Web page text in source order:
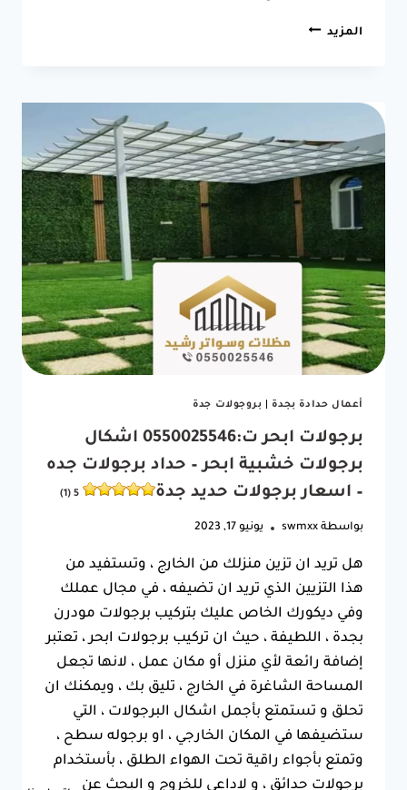
المزيد تركيب
0550025546
برجولات
ابحر
مؤسسة
تركيب
بجده
برجولات
حديد
–
اسعار
برجولات
(1)
أعمال حدادة بجدة بروجولات جدة
برجولات ابحر ت:0550025546 اشكال
برجولات خشبية ابحر – حداد برجولات جده
– اسعار برجولات حديد جدة
5 (1)
بواسطة swmxx يونيو 17, 2023
هل تريد ان تزين منزلك من الخارج ، وتستفيد من
هذا التزيين الذي تريد ان تضيفه ، في مجال عملك
وفي ديكورك الخاص عليك بتركيب برجولات مودرن
بجدة ، اللطيفة ، حيث ان تركيب برجولات ابحر ، تعتبر
إضافة رائعة لأي منزل أو مكان عمل ، لانها تجعل
المساحة الشاغرة في الخارج ، تليق بك ، ويمكنك ان
تحلق و تستمتع بأجمل اشكال البرجولات ، التي
ستضيفها في المكان الخارجي ، او برجوله سطح ،
وتمتع بأجواء راقية تحت الهواء الطلق ، بأستخدام
برجولات حدائق ، و لاداعي للخروج و البحث عن